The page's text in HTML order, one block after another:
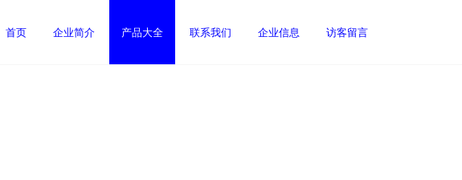
首页 企业简介 产品大全 联系我们 企业信息 访客留言